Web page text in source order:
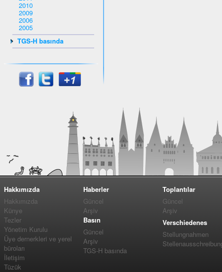
2010
2009
2006
2005
TGS-H basında
Hakkımızda
Hakkımızda
Künye
Tezler
Yönetim Kurulu
Üye dernerkleri ve yerel
büroları
İletişim
Tüzük
Haberler
Güncel
Arşiv
Basın
Güncel
Arşiv
TGS-H basında
Toplantılar
Güncel
Arşiv
Verschiedenes
Stellungnahmen